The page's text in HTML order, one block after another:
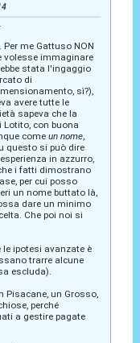
me Gattuso NON
volesse immaginare
stata l'ingaggio
di
sì?),
avere tutte le
sapeva che la
con buona
come un nome,
questo si può dire
in azzurro,
i fatti dimostrano
per cui posso
un nome buttato là,
dare un minimo
Che poi noi si
ipotesi avanzate è
trarre alcune
escluda).
Pisacane, un Grosso,
perché
a gestire pagate